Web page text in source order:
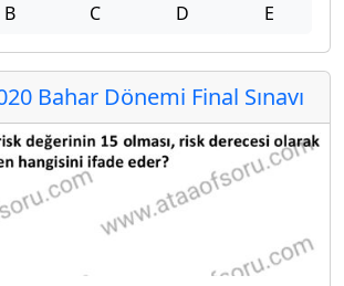
B C D E
Bahar Dönemi Final Sınavı